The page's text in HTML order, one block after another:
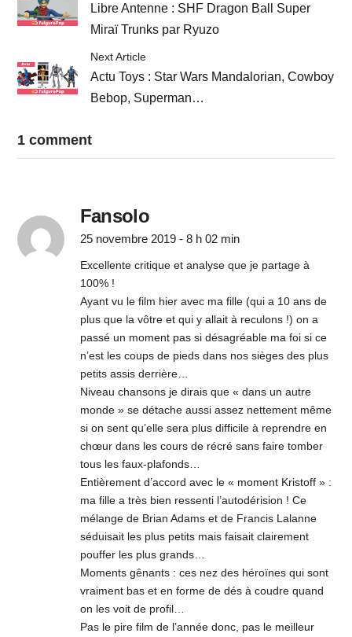
Libre Antenne : SHF Dragon Ball Super
Miraï Trunks par Ryuzo
Next Article
Actu Toys : Star Wars Mandalorian, Cowboy
Bebop, Superman…
1 comment
Fansolo
25 novembre 2019 - 8 h 02 min
Excellente critique et analyse que je partage à
100% !
Ayant vu le film hier avec ma fille (qui a 10 ans de
plus que la vôtre et qui y allait à reculons !) on a
passé un moment pas si désagréable ma foi si ce
n’est les coups de pieds dans nos sièges des plus
petits assis derrière…
Niveau chansons je dirais que « dans un autre
monde » se détache aussi assez nettement même
si on sent qu’elle sera plus difficile à reprendre en
chœur dans les cours de récré sans faire tomber
tous les faux-plafonds…
Entièrement d’accord avec le « moment Kristoff » :
ma fille a très bien ressenti l’autodérision ! Ce
mélange de Brian Adams et de Francis Lalanne
séduisait les plus petits mais faisait clairement
pouffer les plus grands…
Moments gênants : ces nez des héroïnes qui sont
vraiment bas et en forme de dés à coudre quand
on les voit de profil…
Pas le pire film de l’année donc, pas le meilleur